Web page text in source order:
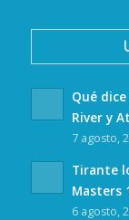
Qué
River y
7 agosto,
Tirante
Masters
6 agosto,